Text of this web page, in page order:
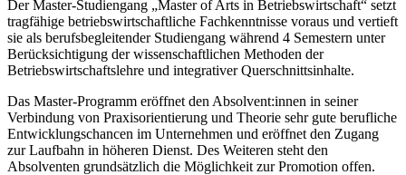
Der Master-Studiengang „Master of Arts in Betriebswirtschaft“ setzt
tragfähige betriebswirtschaftliche Fachkenntnisse voraus und vertieft
sie als berufsbegleitender Studiengang während 4 Semestern unter
Berücksichtigung der wissenschaftlichen Methoden der
Betriebswirtschaftslehre und integrativer Querschnittsinhalte.
Das Master-Programm eröffnet den Absolvent:innen in seiner
Verbindung von Praxisorientierung und Theorie sehr gute berufliche
Entwicklungschancen im Unternehmen und eröffnet den Zugang
zur Laufbahn in höheren Dienst. Des Weiteren steht den
Absolventen grundsätzlich die Möglichkeit zur Promotion offen.